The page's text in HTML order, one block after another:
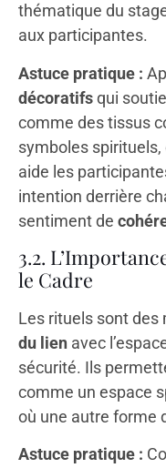
thématique du
aux participantes.
Astuce pratique :
décoratifsqui
comme des tissus
symboles
aide les
intention derrière
sentiment de
3.2.
le Cadre
Les rituels sont
du lien avec
sécurité. Ils
comme un espace
où une autre forme
Astuce pratique :